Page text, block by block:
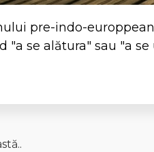
pre-indo-
se alătura" sau "a se